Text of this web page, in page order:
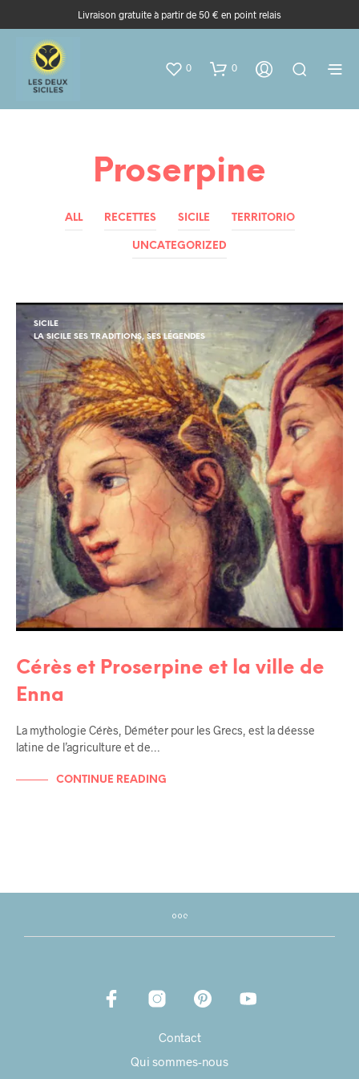
Livraison gratuite à partir de 50 € en point relais
0 0
Proserpine
ALL RECETTES SICILE TERRITORIO
UNCATEGORIZED
SICILE
LA SICILE SES TRADITIONS, SES LÉGENDES
Cérès et Proserpine et la ville de
Enna
La mythologie Cérès, Déméter pour les Grecs, est la déesse
latine de l’agriculture et de…
CONTINUE READING
Contact
Qui sommes-nous